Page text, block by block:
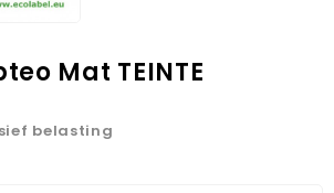
Mat TEINTE
belasting